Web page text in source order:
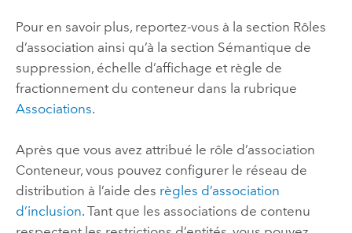
Pour en savoir plus, reportez-vous à la section Rôles
d’association ainsi qu’à la section Sémantique de
suppression, échelle d’affichage et règle de
fractionnement du conteneur dans la rubrique
Associations.
Après que vous avez attribué le rôle d’association
Conteneur, vous pouvez configurer le réseau de
distribution à l’aide des règles d’association
d’inclusion. Tant que les associations de contenu